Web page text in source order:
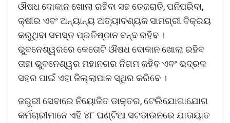
ଔଷଧ ଦୋକାନ ଖୋଲା ରହିବା ସହ ତେଜରାତି, ପନିପରିବା,
କ୍ଷୀର ଏବଂ ଅନ୍ୟାନ୍ୟ ଅତ୍ୟାବଶ୍ୟକ ସାମଗ୍ରୀ ବିକ୍ରୟ
କରୁଥିବା ସମସ୍ତ ପ୍ରତିଷ୍ଠାନ ବନ୍ଦ ରହିବ ।
ଭୁବନେଶ୍ୱରରେ କେତୋଟି ଔଷଧ ଦୋକାନ ଖୋଲା ରହିବ
ତାହା ଭୁବନେଶ୍ୱର ମହାନଗର ନିଗମ କହିବ ଏବଂ ଭଦ୍ରକ
ସହର ପାଇଁ ଏହା ଜିଲ୍ଲାପାଳ ସ୍ଥିର କରିବେ ।
ଜରୁରୀ ସେବାରେ ନିୟୋଜିତ ଡାକ୍ତର, ଟେଲିଯୋଗାଯୋଗ
କର୍ମଚାରୀମାନେ ଏହି ୪୮ ଘଣ୍ଟିଆ ସଟଡାଉନରେ ଯାତାୟାତ